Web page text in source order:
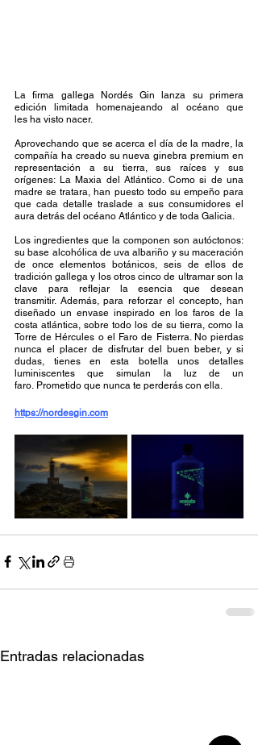
La firma gallega Nordés Gin lanza su primera
edición limitada homenajeando al océano que
les ha visto nacer.
Aprovechando que se acerca el día de la madre, la
compañía ha creado su nueva ginebra premium en
representación a su tierra, sus raíces y sus
orígenes: La Maxia del Atlántico. Como si de una
madre se tratara, han puesto todo su empeño para
que cada detalle traslade a sus consumidores el
aura detrás del océano Atlántico y de toda Galicia.
Los ingredientes que la componen son autóctonos:
su base alcohólica de uva albariño y su maceración
de once elementos botánicos, seis de ellos de
tradición gallega y los otros cinco de ultramar son la
clave para reflejar la esencia que desean
transmitir. Además, para reforzar el concepto, han
diseñado un envase inspirado en los faros de la
costa atlántica, sobre todo los de su tierra, como la
Torre de Hércules o el Faro de Fisterra. No pierdas
nunca el placer de disfrutar del buen beber, y si
dudas, tienes en esta botella unos detalles
luminiscentes que simulan la luz de un
faro. Prometido que nunca te perderás con ella.
https://nordesgin.com
Entradas relacionadas